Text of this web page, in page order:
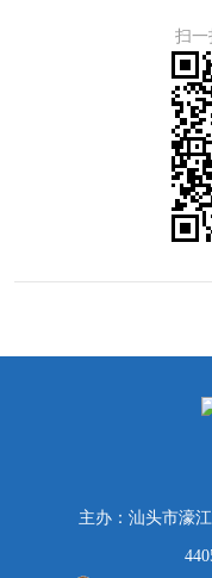
扫一
主办：汕头市濠